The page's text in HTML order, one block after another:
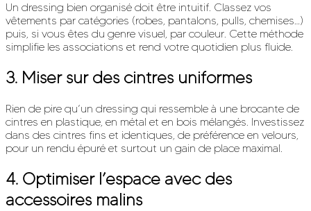
Un dressing bien organisé doit être intuitif. Classez vos
vêtements par catégories (robes, pantalons, pulls, chemises…)
puis, si vous êtes du genre visuel, par couleur. Cette méthode
simplifie les associations et rend votre quotidien plus fluide.
3. Miser sur des cintres uniformes
Rien de pire qu’un dressing qui ressemble à une brocante de
cintres en plastique, en métal et en bois mélangés. Investissez
dans des cintres fins et identiques, de préférence en velours,
pour un rendu épuré et surtout un gain de place maximal.
4. Optimiser l’espace avec des
accessoires malins